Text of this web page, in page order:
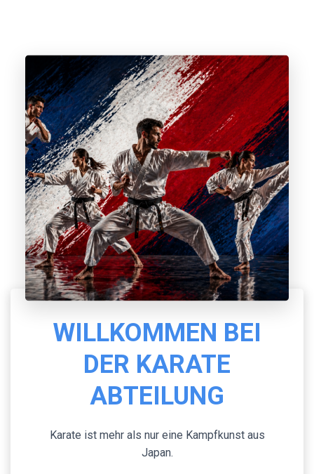
WILLKOMMEN BEI
DER KARATE
ABTEILUNG
Karate ist mehr als nur eine Kampfkunst aus
Japan.